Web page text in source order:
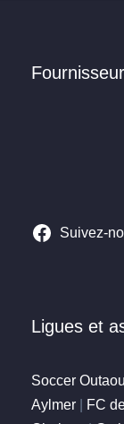
Suivez-
Ligues et
Soccer
Aylmer
FC